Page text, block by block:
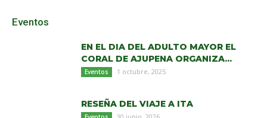
Eventos
EN EL DIA DEL ADULTO MAYOR EL
CORAL DE AJUPENA ORGANIZA...
Eventos 1 octubre, 2025
RESEÑA DEL VIAJE A ITA